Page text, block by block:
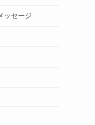
ッセージ